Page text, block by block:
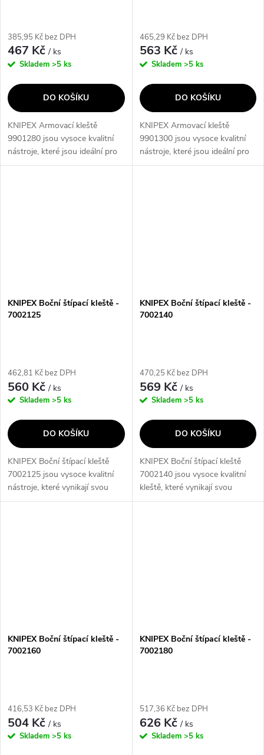
385,95 Kč bez DPH
467 Kč/ ks
Skladem >5 ks
DO KOŠÍKU
KNIPEX Armovací kleště
9901280 jsou vysoce kvalitní
nástroje, které jsou ideální pro
profesionální použití. S jejich
465,29 Kč bez DPH
563 Kč/ ks
Skladem >5 ks
DO KOŠÍKU
KNIPEX Armovací kleště
9901300 jsou vysoce kvalitní
nástroje, které jsou ideální pro
práci s armovacími dráty. Díky
KNIPEX Boční štípací kleště -
7002125
462,81 Kč bez DPH
560 Kč/ ks
Skladem >5 ks
DO KOŠÍKU
KNIPEX Boční štípací kleště
7002125 jsou vysoce kvalitní
nástroje, které vynikají svou
odolností a přesností. Díky
KNIPEX Boční štípací kleště -
7002140
470,25 Kč bez DPH
569 Kč/ ks
Skladem >5 ks
DO KOŠÍKU
KNIPEX Boční štípací kleště
7002140 jsou vysoce kvalitní
kleště, které vynikají svou
odolností a přesností. Díky
KNIPEX Boční štípací kleště -
7002160
416,53 Kč bez DPH
504 Kč/ ks
Skladem >5 ks
KNIPEX Boční štípací kleště -
7002180
517,36 Kč bez DPH
626 Kč/ ks
Skladem >5 ks